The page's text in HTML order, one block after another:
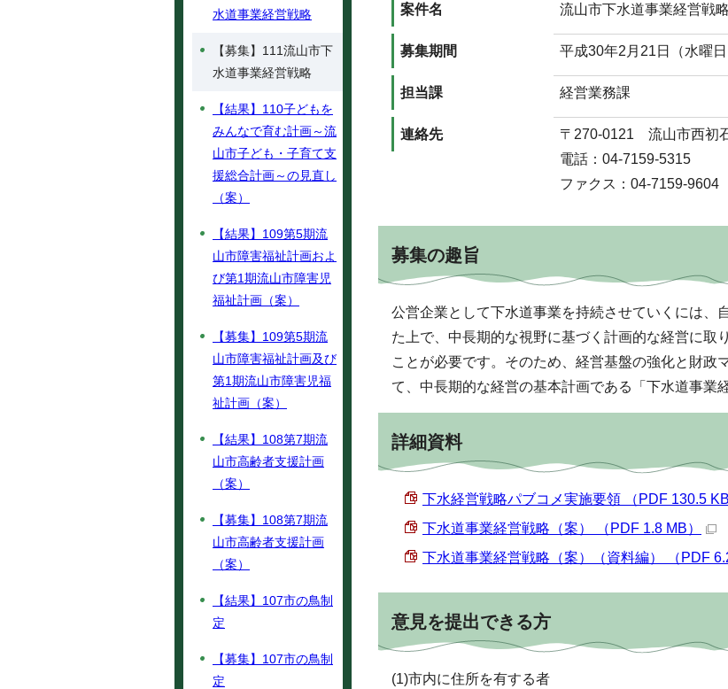
案件名 流山市下水道事業経営戦略
募集期間 平成30年2月21日（水曜
担当課 経営業務課
連絡先
〒270-0121 流山市西初
電話：04-7159-5315
ファクス：04-7159-9604
募集の趣旨
公営企業として下水道事業を持続させていくには、
た上で、中長期的な視野に基づく計画的な経営に取
ことが必要です。そのため、経営基盤の強化と財政
て、中長期的な経営の基本計画である「下水道事業
詳細資料
下水経営戦略パブコメ実施要領 （PDF 130.5 KB
下水道事業経営戦略（案） （PDF 1.8 MB）
下水道事業経営戦略（案）（資料編） （PDF
意見を提出できる方
(1)市内に住所を有する者
水道事業経営戦略
【募集】111流山市下
水道事業経営戦略
【結果】110子どもを
みんなで育む計画～流
山市子ども・子育て支
援総合計画～の見直し
（案）
【結果】109第5期流
山市障害福祉計画およ
び第1期流山市障害児
福祉計画（案）
【募集】109第5期流
山市障害福祉計画及び
第1期流山市障害児福
祉計画（案）
【結果】108第7期流
山市高齢者支援計画
（案）
【募集】108第7期流
山市高齢者支援計画
（案）
【結果】107市の鳥制
定
【募集】107市の鳥制
定